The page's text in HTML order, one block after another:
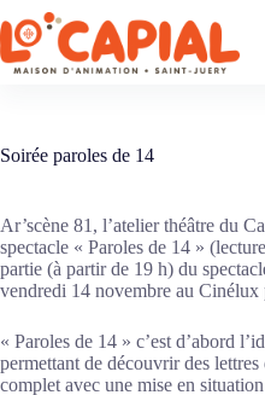
Passer
au
contenu
Soirée paroles de 14
Ar’scène 81, l’atelier théâtre du
spectacle « Paroles de 14 »
partie (à partir de 19 h) du
vendredi 14 novembre au Cinélux
« Paroles de 14 » c’est d’abord
permettant de découvrir des
complet avec une mise en